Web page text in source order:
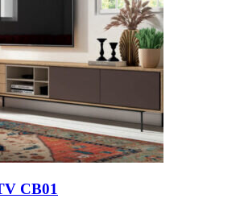
CB01